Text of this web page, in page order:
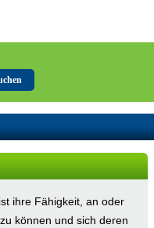
ihre Fähigkeit, an oder
können und sich deren